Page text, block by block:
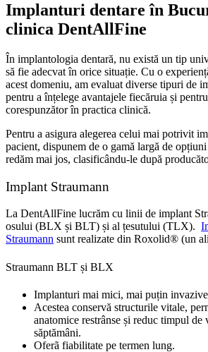
Implanturi dentare în
clinica DentAllFine
În implantologia dentară, nu există un tip
să fie adecvat în orice situație. Cu o
acest domeniu, am evaluat diverse tipuri de
pentru a înțelege avantajele fiecăruia și
corespunzător în practica clinică.
Pentru a asigura alegerea celui mai potrivit
pacient, dispunem de o gamă largă de
redăm mai jos, clasificându-le după
Implant Straumann
La DentAllFine lucrăm cu linii de implant
osului (BLX și BLT) și al țesutului (TLX).
Straumann sunt realizate din Roxolid® (un
Straumann BLT și BLX
Implanturi mai mici, mai puțin
Acestea conservă structurile vitale,
anatomice restrânse și reduc timpul
săptămâni.
Oferã fiabilitate pe termen lung.